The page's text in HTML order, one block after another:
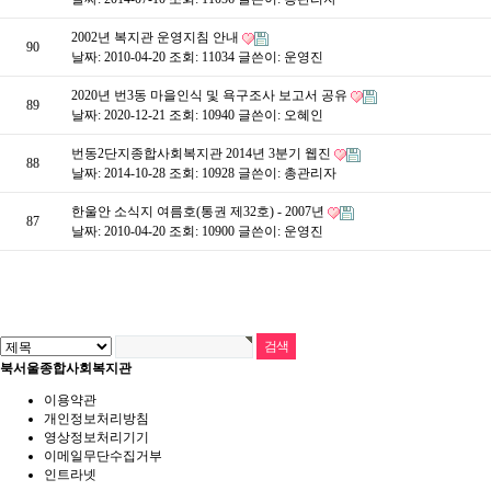
90
2002년 복지관 운영지침 안내
날짜: 2010-04-20 조회: 11034 글쓴이: 운영진
89
2020년 번3동 마을인식 및 욕구조사 보고서 공유
날짜: 2020-12-21 조회: 10940 글쓴이: 오혜인
88
번동2단지종합사회복지관 2014년 3분기 웹진
날짜: 2014-10-28 조회: 10928 글쓴이: 총관리자
87
한울안 소식지 여름호(통권 제32호) - 2007년
날짜: 2010-04-20 조회: 10900 글쓴이: 운영진
북서울종합사회복지관
이용약관
개인정보처리방침
영상정보처리기기
이메일무단수집거부
인트라넷